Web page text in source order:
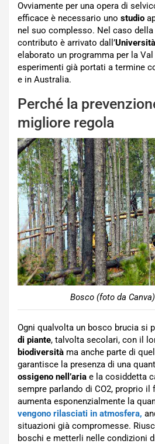
Ovviamente per una opera di
efficace è necessario uno studio
nel suo complesso. Nel caso della
contributo è arrivato dall’
elaborato un programma per la
esperimenti già portati a termine
e in Australia.
Perché la
migliore regola
Bosco (foto da
Ogni qualvolta un bosco brucia si
di piante, talvolta secolari, con il
biodiversità ma anche parte di
garantisce la presenza di una
ossigeno nell’aria e la cosiddetta
sempre parlando di CO2, proprio il
aumenta esponenzialmente la
vengono rilasciati in atmosfera,
situazioni già compromesse.
boschi e metterli nelle condizioni